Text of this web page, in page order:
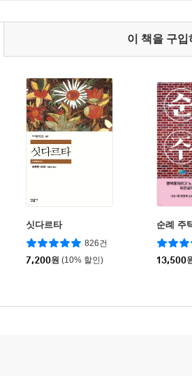
이 책을 구입
싯다르타
826건
7,200원 (10% 할인)
순례 주
13,500